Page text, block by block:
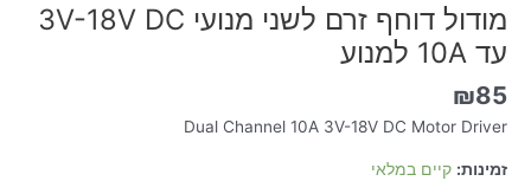
מודול דוחף זרם לשני מנועי 3V-18V DC
עד 10A למנוע
₪85
Dual Channel 10A 3V-18V DC Motor Driver
זמינות: קיים במלאי